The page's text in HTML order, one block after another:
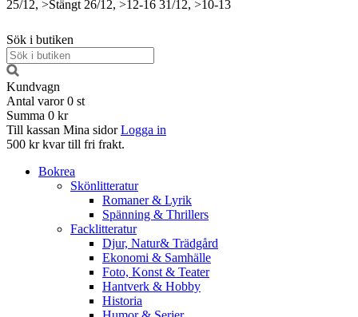
25/12, >Stängt 26/12, >12-16 31/12, >10-13
Sök i butiken
Kundvagn
Antal varor 0 st
Summa 0 kr
Till kassan Mina sidor Logga in
500 kr kvar till fri frakt.
Bokrea
Skönlitteratur
Romaner & Lyrik
Spänning & Thrillers
Facklitteratur
Djur, Natur& Trädgård
Ekonomi & Samhälle
Foto, Konst & Teater
Hantverk & Hobby
Historia